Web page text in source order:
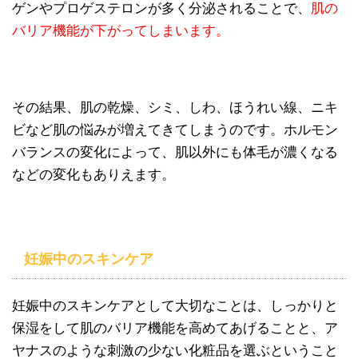
ゲンやプロゲステロンが多く分泌されることで、 肌の
バリア機能が下がってしまいます。
その結果、肌の乾燥、シミ、しわ、ほうれい線、ニキ
ビなど肌の悩みが増えてきてしまうのです。ホルモン
バランスの変化によって、肌以外にも体毛が濃くなる
などの変化もありえます。
妊娠中のスキンケア
妊娠中のスキンケアとして大切なことは、しっかりと
保湿をして肌のバリア機能を高めてあげることと、ア
ヤナスのような刺激の少ない化粧品を選ぶということ